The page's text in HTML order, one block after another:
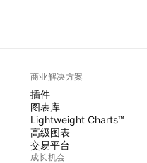
商业解决方案
插件
图表库
Lightweight Charts™
高级图表
交易平台
成长机会